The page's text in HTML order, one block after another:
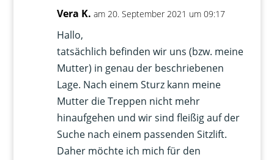
Vera K. am 20. September 2021 um 09:17
Hallo,
tatsächlich befinden wir uns (bzw. meine
Mutter) in genau der beschriebenen
Lage. Nach einem Sturz kann meine
Mutter die Treppen nicht mehr
hinaufgehen und wir sind fleißig auf der
Suche nach einem passenden Sitzlift.
Daher möchte ich mich für den